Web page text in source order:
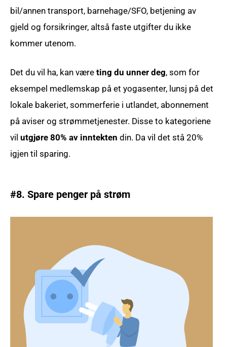
bil/annen transport, barnehage/SFO, betjening av
gjeld og forsikringer, altså faste utgifter du ikke
kommer utenom.
Det du vil ha, kan væreting du unner deg, som for
eksempel medlemskap på et yogasenter, lunsj på det
lokale bakeriet, sommerferie i utlandet, abonnement
på aviser og strømmetjenester. Disse to kategoriene
vilutgjøre 80% av inntekten din. Da vil det stå 20%
igjen til sparing.
#8. Spare penger på strøm